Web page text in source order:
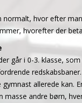
hvor efter
hvorefter der
går i 0-3. klasse,
allerede kan.
andre børn,